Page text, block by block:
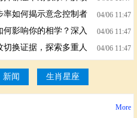
率如何揭示意念控制者
04/06 11:47
影响你的相学？深入
04/06 11:47
切换证据，探索多重人
04/06 11:47
新闻 生肖星座
More